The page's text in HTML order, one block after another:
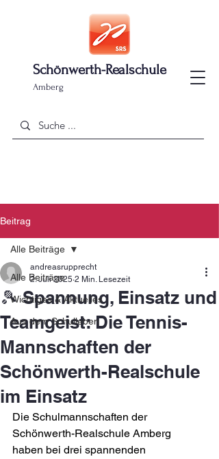
Schönwerth-Realschule
Amberg
Beitrag
Alle Beiträge
Wichtiges & Aktuelles
Aus dem Schulleben
Alle Beiträge
🎾 Spannung, Einsatz und
Teamgeist: Die Tennis-
Mannschaften der
Schönwerth-Realschule
im Einsatz
andreasrupprecht
2. Juli 2025 2 Min. Lesezeit
Die Schulmannschaften der
Schönwerth-Realschule Amberg
haben bei drei spannenden